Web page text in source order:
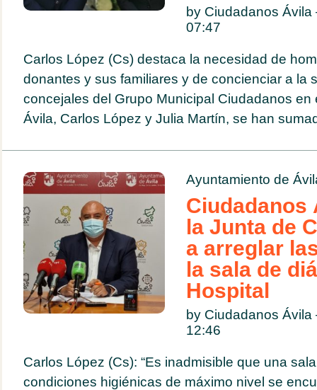
by Ciudadanos
07:47
Carlos López (Cs) destaca la necesidad de
donantes y sus familiares y de concienciar a la
concejales del Grupo Municipal Ciudadanos en
Ávila, Carlos López y Julia Martín, se han
Ayuntamiento de
Ciudadanos
la Junta de
a arreglar
la sala de
Hospital
by Ciudadanos
12:46
Carlos López (Cs): “Es inadmisible que una
condiciones higiénicas de máximo nivel se